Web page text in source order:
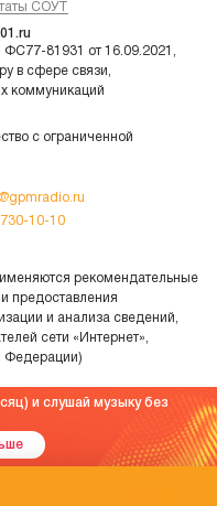
СОУТ
81931 от 16.09.2021,
в сфере связи,
коммуникаций
с ограниченной
10-10
рекомендательные
предоставления
и анализа сведений,
сети «Интернет»,
Федерации)
и слушай музыку без